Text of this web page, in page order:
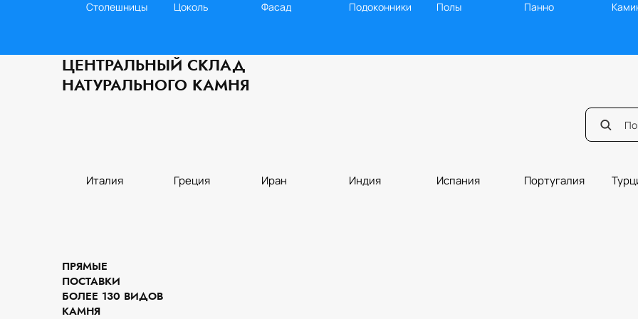
Столешницы Цоколь Фасад Подоконники Полы Панно
ЦЕНТРАЛЬНЫЙ СКЛАД
НАТУРАЛЬНОГО КАМНЯ
Италия Греция Иран Индия Испания Португалия
ПРЯМЫЕ
ПОСТАВКИ
БОЛЕЕ 130 ВИДОВ
КАМНЯ